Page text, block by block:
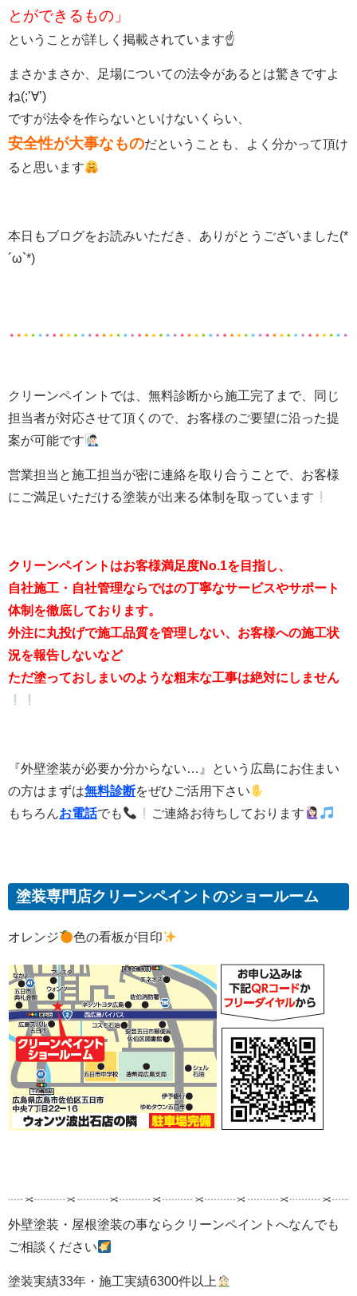
とができるもの」
ということが詳しく掲載されています☝
まさかまさか、足場についての法令があるとは驚きですよ
ね(;’∀’)
ですが法令を作らないといけないくらい、
安全性が大事なものだということも、よく分かって頂け
ると思います
本日もブログをお読みいただき、ありがとうございました(*
´ω`*)
クリーンペイントでは、無料診断から施工完了まで、同じ
担当者が対応させて頂くので、お客様のご要望に沿った提
案が可能です
営業担当と施工担当が密に連絡を取り合うことで、お客様
にご満足いただける塗装が出来る体制を取っています
クリーンペイントはお客様満足度No.1を目指し、
自社施工・自社管理ならではの丁寧なサービスやサポート
体制を徹底しております。
外注に丸投げで施工品質を管理しない、お客様への施工状
況を報告しないなど
ただ塗っておしまいのような粗末な工事は絶対にしません
『外壁塗装が必要か分からない…』という広島にお住まい
の方はまずは無料診断をぜひご活用下さい
もちろんお電話でも ご連絡お待ちしております
塗装専門店クリーンペイントのショールーム
オレンジ 色の看板が目印
外壁塗装・屋根塗装の事ならクリーンペイントへなんでも
ご相談ください
塗装実績33年・施工実績6300件以上